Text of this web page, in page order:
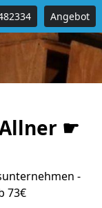
Angebot
☛
-
73€